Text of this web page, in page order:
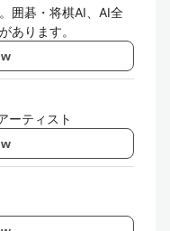
囲碁・将棋AI、AI全
あります。
ーティスト